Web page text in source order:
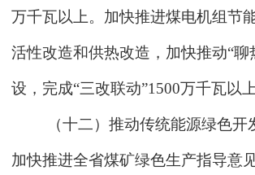
万千瓦以上。加快推进煤电机组节
活性改造和供热改造，加快推动“聊
设，完成“三改联动”1500万千瓦以上
（十二）推动传统能源绿色开
加快推进全省煤矿绿色生产指导意